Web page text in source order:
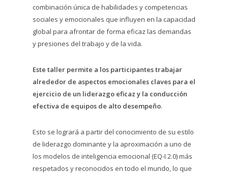
combinación única de habilidades y competencias
sociales y emocionales que influyen en la capacidad
global para afrontar de forma eficaz las demandas
y presiones del trabajo y de la vida.
Este taller permite a los participantes trabajar
alrededor de aspectos emocionales claves para el
ejercicio de un liderazgo eficaz y la conducción
efectiva de equipos de alto desempeño.
Esto se logrará a partir del conocimiento de su estilo
de liderazgo dominante y la aproximación a uno de
los modelos de inteligencia emocional (EQ-I 2.0) más
respetados y reconocidos en todo el mundo, lo que